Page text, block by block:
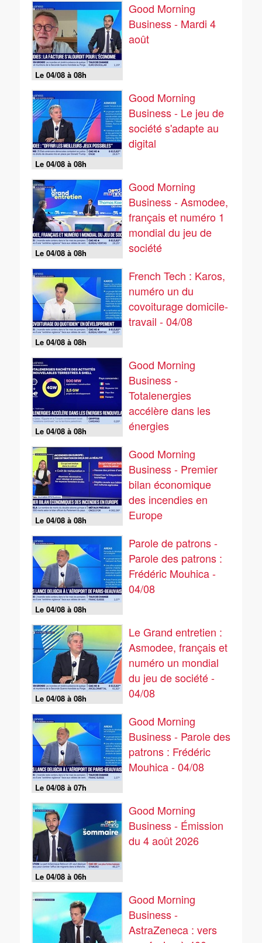
Le 04/08 à 08h
Good Morning
Business - Mardi 4
août
Le 04/08 à 08h
Good Morning
Business - Le jeu de
société s'adapte au
digital
Le 04/08 à 08h
Good Morning
Business - Asmodee,
français et numéro 1
mondial du jeu de
société
Le 04/08 à 08h
French Tech : Karos,
numéro un du
covoiturage domicile-
travail - 04/08
Le 04/08 à 08h
Good Morning
Business -
Totalenergies
accélère dans les
énergies
Le 04/08 à 08h
Good Morning
Business - Premier
bilan économique
des incendies en
Europe
Le 04/08 à 08h
Parole de patrons -
Parole des patrons :
Frédéric Mouhica -
04/08
Le 04/08 à 08h
Le Grand entretien :
Asmodee, français et
numéro un mondial
du jeu de société -
04/08
Le 04/08 à 07h
Good Morning
Business - Parole des
patrons : Frédéric
Mouhica - 04/08
Le 04/08 à 06h
Good Morning
Business - Émission
du 4 août 2026
Good Morning
Business -
AstraZeneca : vers